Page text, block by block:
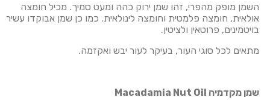
השמן מופק מהפרי, זהו שמן ירוק כהה ומעט סמיך. מכיל חומצה
אולאית, חומצה פלמטית וחומצה לינולאית. כמו כן שמן אבוקדו עשיר
בויטמינים, פרוטאין ולציטין.
מתאים לכל סוגי העור, בעיקר לעור יבש ואקזמה.
שמן מקדמיהMacadamia Nut Oil